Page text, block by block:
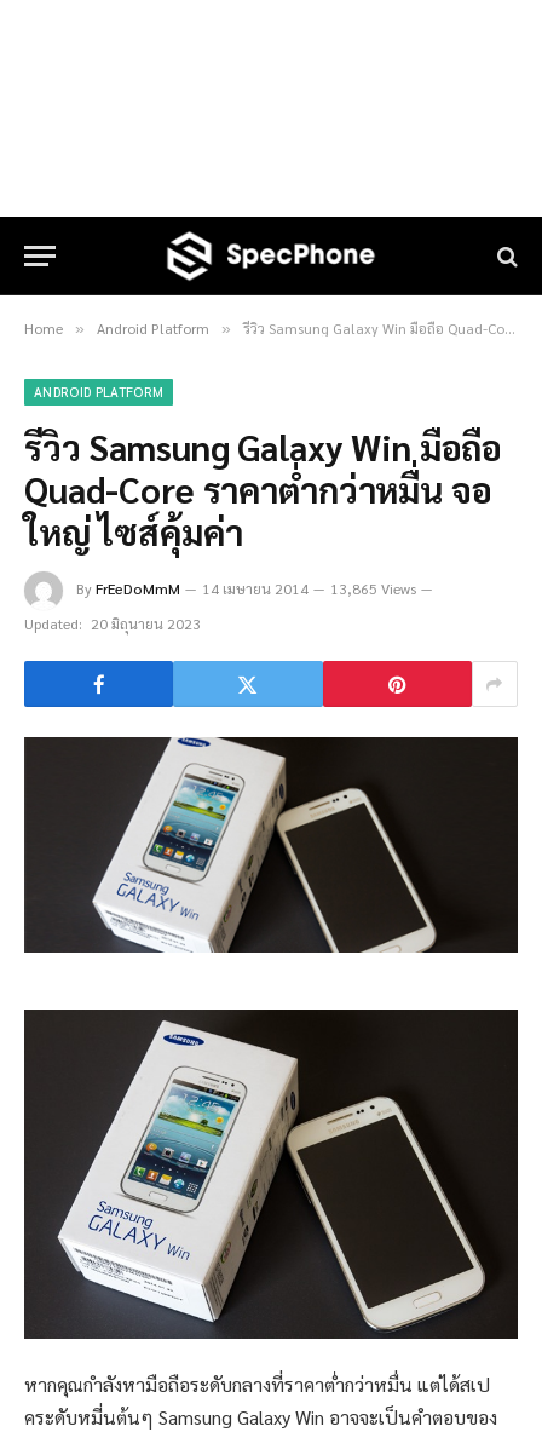
Home » Android Platform » รีวิว Samsung Galaxy Win มือถือ Quad-Core ราคาต่ำกว่าหมื่น จอใหญ่ ไซส์คุ้มค่า
ANDROID PLATFORM
รีวิว Samsung Galaxy Win มือถือ
Quad-Core ราคาต่ำกว่าหมื่น จอ
ใหญ่ ไซส์คุ้มค่า
ByFrEeDoMmM 14 เมษายน 2014
13,865 Views
Updated: 20 มิถุนายน 2023
หากคุณกำลังหามือถือระดับกลางที่ราคาต่ำกว่าหมื่น แต่ได้สเป
คระดับหมี่นต้นๆ Samsung Galaxy Win อาจจะเป็นคำตอบของ